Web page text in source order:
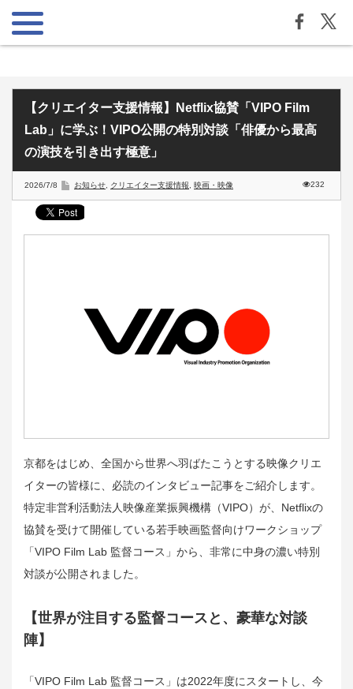
【クリエイター支援情報】Netflix協賛「VIPO Film
Lab」に学ぶ！VIPO公開の特別対談「俳優から最高
の演技を引き出す極意」
2026/7/8 お知らせ クリエイター支援情報 映画・映像 232
京都をはじめ、全国から世界へ羽ばたこうとする映像クリエ
イターの皆様に、必読のインタビュー記事をご紹介します。
特定非営利活動法人映像産業振興機構（VIPO）が、Netflixの
協賛を受けて開催している若手映画監督向けワークショップ
「VIPO Film Lab 監督コース」から、非常に中身の濃い特別
対談が公開されました。
【世界が注目する監督コースと、豪華な対談
陣】
「VIPO Film Lab 監督コース」は2022年度にスタートし、今